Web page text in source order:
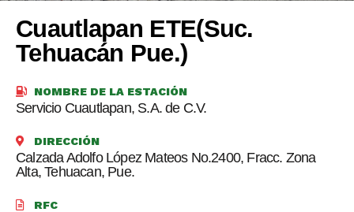
Cuautlapan ETE(Suc.
Tehuacán Pue.)
NOMBRE DE LA ESTACIÓN
Servicio Cuautlapan, S.A. de C.V.
DIRECCIÓN
Calzada Adolfo López Mateos No.2400, Fracc. Zona
Alta, Tehuacan, Pue.
RFC